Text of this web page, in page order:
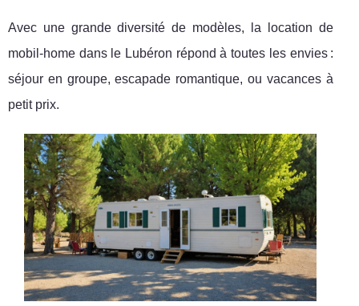
Avec une grande diversité de modèles, la location de
mobil-home dans le Lubéron répond à toutes les envies :
séjour en groupe, escapade romantique, ou vacances à
petit prix.